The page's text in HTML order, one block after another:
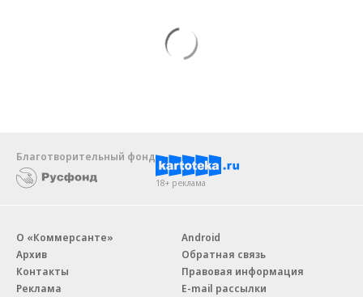
Благотворительный фонд
18+ реклама
О «Коммерсанте»
Архив
Контакты
Реклама
Android
Обратная связь
Правовая информация
E-mail рассылки